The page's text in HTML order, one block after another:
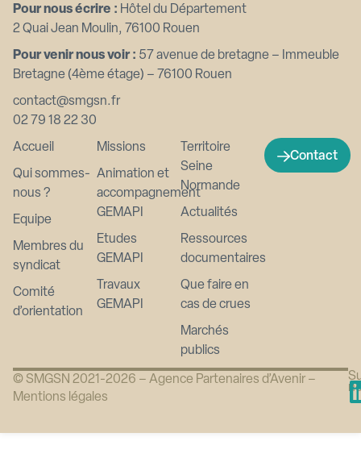
Pour nous écrire : Hôtel du Département
2 Quai Jean Moulin, 76100 Rouen
Pour venir nous voir : 57 avenue de bretagne – Immeuble
Bretagne (4ème étage) – 76100 Rouen
contact@smgsn.fr
02 79 18 22 30
Accueil
Qui sommes-
nous ?
Equipe
Membres du
syndicat
Comité
d’orientation
Missions
Animation et
accompagnement
GEMAPI
Etudes
GEMAPI
Travaux
GEMAPI
Territoire
Seine
Normande
Actualités
Ressources
documentaires
Que faire en
cas de crues
Marchés
publics
Contact
© SMGSN 2021-2026 – Agence Partenaires d’Avenir –
Mentions légales